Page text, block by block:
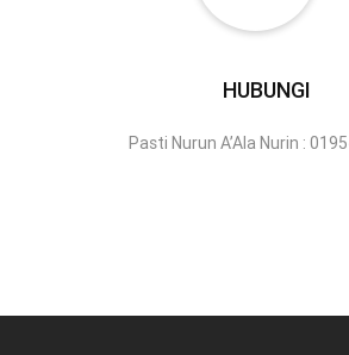
HUBUNGI
Pasti Nurun A’Ala Nurin :